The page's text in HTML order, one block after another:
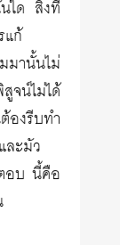
ใด สิ่งที่
แก้
านั้นไม่
น์ไม่ได้
องรีบทำ
ละมัว
อบ นี้คือ